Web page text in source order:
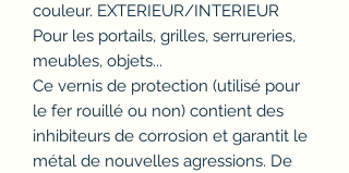
couleur. EXTERIEUR/INTERIEUR
Pour les portails, grilles, serrureries,
meubles, objets...
Ce vernis de protection (utilisé pour
le fer rouillé ou non) contient des
inhibiteurs de corrosion et garantit le
métal de nouvelles agressions. De